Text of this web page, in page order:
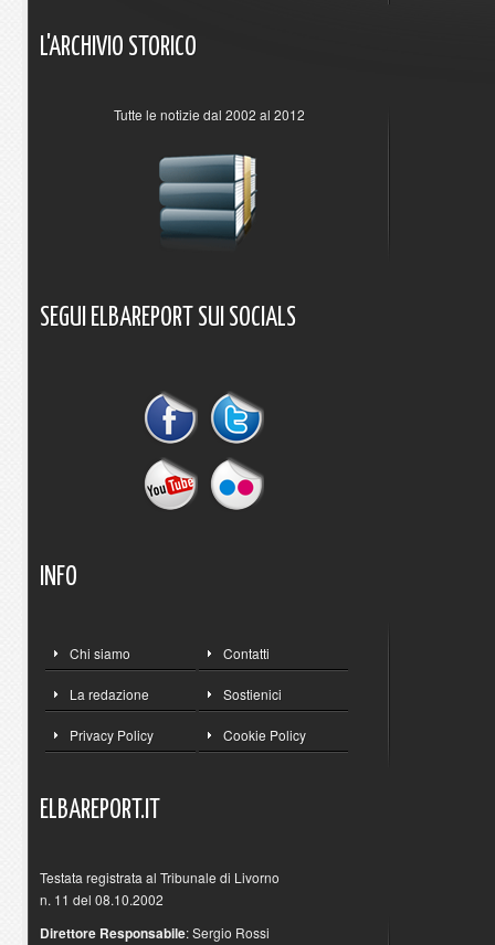
L'ARCHIVIO STORICO
Tutte le notizie dal 2002 al 2012
SEGUI ELBAREPORT SUI SOCIALS
INFO
Chi siamo Contatti
La redazione Sostienici
Privacy Policy Cookie Policy
ELBAREPORT.IT
Testata registrata al Tribunale di Livorno
n. 11 del 08.10.2002
Direttore Responsabile: Sergio Rossi